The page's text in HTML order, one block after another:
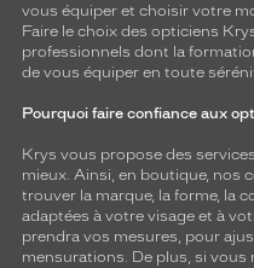
vous équiper et choisir votre
Faire le choix des opticiens
professionnels dont la
de vous équiper en toute
Pourquoi faire confiance aux
Krys vous propose des
mieux. Ainsi, en boutique, nos
trouver la marque, la forme, la
adaptées à votre visage et à
prendra vos mesures, pour
mensurations. De plus, si vous